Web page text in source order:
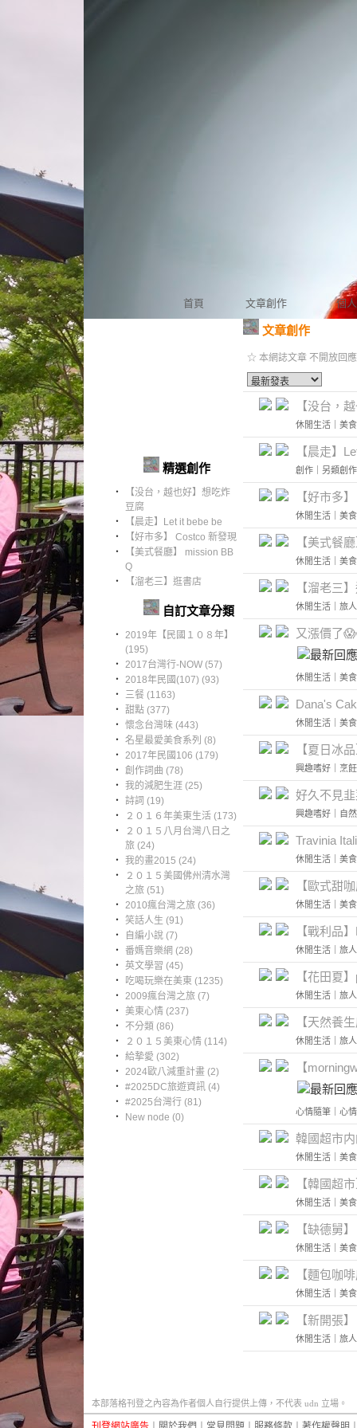
首頁 文章創作 個
精選創作
‧
【没台，越也好】想吃炸
豆腐
‧
【晨走】Let it bebe be
‧
【好市多】 Costco 新發現
‧
【美式餐廳】 mission BB
Q
‧
【溜老三】逛書店
自訂文章分類
‧ 2019年【民國１０８年】
(195)
‧ 2017台灣行-NOW (57)
‧ 2018年民國(107) (93)
‧
三餐 (1163)
‧ 甜點 (377)
‧ 懷念台灣味 (443)
‧ 名星最愛美食系列 (8)
‧ 2017年民國106 (179)
‧ 創作詞曲 (78)
‧ 我的減肥生涯 (25)
‧ 詩詞 (19)
‧
２０１６年美東生活 (173)
‧
２０１５八月台灣八日之
旅 (24)
‧ 我的畫2015 (24)
‧
２０１５美國佛州清水灣
之旅 (51)
‧ 2010瘋台灣之旅 (36)
‧ 笑話人生 (91)
‧
自編小說 (7)
‧
番媽音樂網 (28)
‧ 英文學習 (45)
‧
吃喝玩樂在美東 (1235)
‧ 2009瘋台灣之旅 (7)
‧ 美東心情 (237)
‧
不分類 (86)
‧
２０１５美東心情 (114)
‧ 給摯愛 (302)
‧ 2024歐八減重計畫 (2)
‧ #2025DC旅遊資訊 (4)
‧ #2025台灣行 (81)
‧
New node (0)
文章創作
☆ 本網誌文章 不開放回
【没台，
休閒生活 美食
【晨走】
創作 另類創作
【好市多
休閒生活 美食
【美式餐
休閒生活 美食
【溜老三
休閒生活 旅
又漲價了
休閒生活 美食
Dana's
休閒生活 美食
【夏日冰
興趣嗜好 烹
好久不見
興趣嗜好 自
Travinia
休閒生活 美食
【歐式甜
休閒生活 美食
【戰利品
休閒生活 旅
【花田夏
休閒生活 旅
【天然養
休閒生活 旅
【
心情隨筆 心
韓國超市
休閒生活 美食
【韓國超
休閒生活 美食
【缺德舅
休閒生活 美食
【麵包咖
休閒生活 美食
【新開張
休閒生活 旅
本部落格刊登之內容為作者個人自行提供上傳，不代表 udn 立場。